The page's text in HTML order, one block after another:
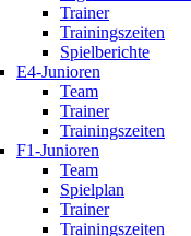
Trainer
Trainingszeiten
Spielberichte
E4-Junioren
Team
Trainer
Trainingszeiten
F1-Junioren
Team
Spielplan
Trainer
Trainingszeiten